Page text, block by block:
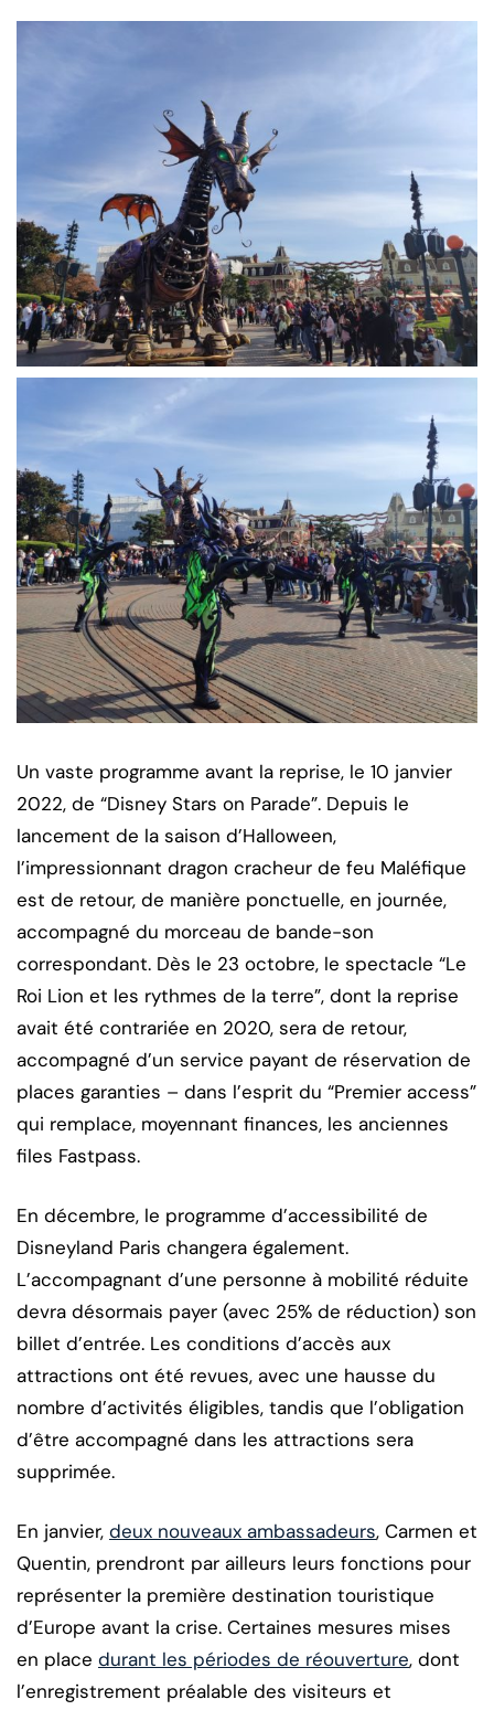
Un vaste programme avant la reprise, le 10 janvier
2022, de “Disney Stars on Parade”. Depuis le
lancement de la saison d’Halloween,
l’impressionnant dragon cracheur de feu Maléfique
est de retour, de manière ponctuelle, en journée,
accompagné du morceau de bande-son
correspondant. Dès le 23 octobre, le spectacle “Le
Roi Lion et les rythmes de la terre”, dont la reprise
avait été contrariée en 2020, sera de retour,
accompagné d’un service payant de réservation de
places garanties – dans l’esprit du “Premier access”
qui remplace, moyennant finances, les anciennes
files Fastpass.
En décembre, le programme d’accessibilité de
Disneyland Paris changera également.
L’accompagnant d’une personne à mobilité réduite
devra désormais payer (avec 25% de réduction) son
billet d’entrée. Les conditions d’accès aux
attractions ont été revues, avec une hausse du
nombre d’activités éligibles, tandis que l’obligation
d’être accompagné dans les attractions sera
supprimée.
En janvier, deux nouveaux ambassadeurs, Carmen et
Quentin, prendront par ailleurs leurs fonctions pour
représenter la première destination touristique
d’Europe avant la crise. Certaines mesures mises
en place durant les périodes de réouverture, dont
l’enregistrement préalable des visiteurs et